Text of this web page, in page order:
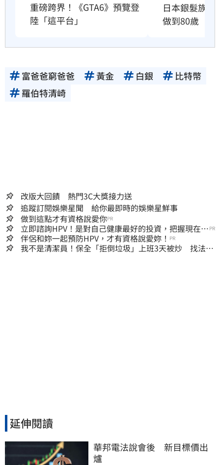
重磅跨界！《GTA6》預覽登
陸「這平台」
日本銀髮族瘋
做到80歲
富爸爸窮爸爸 黃金 白銀
比特幣
羅伯特清崎
改版大回饋 熱門3C大獎接力送
追蹤訂閱娛樂星聞 給你最即時的娛樂星鮮事
做到這點才有資格說愛你PR
立即諮詢HPV！是對自己健康最好的投資，把握現在不
嫌晚！
PR
伴侶和妳一起預防HPV，才有資格說愛妳！ PR
我不是清潔員！保全「拒倒垃圾」上班3天被炒 找法院
延伸閱讀
華邦電法說會後　新目標價出
爐